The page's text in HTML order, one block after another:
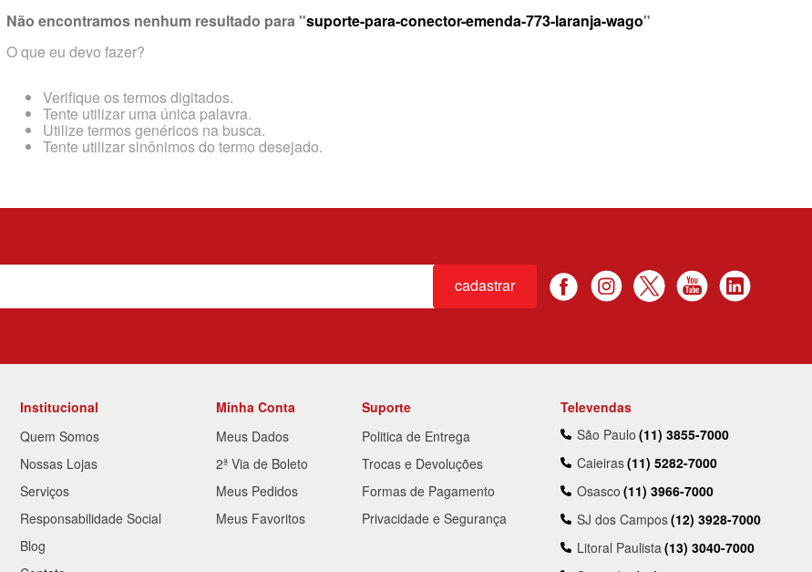
Não encontramos nenhum resultado para "suporte-para-conector-emenda-773-laranja-wago"
O que eu devo fazer?
Verifique os termos digitados.
Tente utilizar uma única palavra.
Utilize termos genéricos na busca.
Tente utilizar sinônimos do termo desejado.
cadastrar
Institucional
Quem Somos
Nossas Lojas
Serviços
Responsabilidade Social
Blog
Minha Conta
Meus Dados
2ª Via de Boleto
Meus Pedidos
Meus Favoritos
Suporte
Politica de Entrega
Trocas e Devoluções
Formas de Pagamento
Privacidade e Segurança
Televendas
São Paulo (11) 3855-7000
Caieiras(11) 5282-7000
Osasco (11) 3966-7000
SJ dos Campos(12) 3928-7000
Litoral Paulista(13) 3040-7000